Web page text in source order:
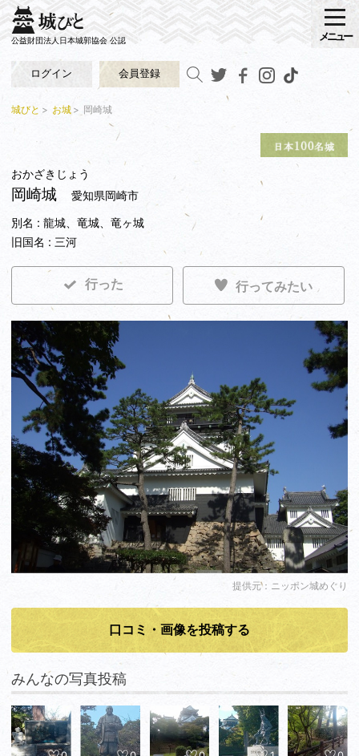
公益財団法人日本城郭協会 公認
ログイン 会員登録
メニュー
城びと お城 岡崎城
おかざきじょう
岡崎城
愛知県岡崎市
別名 : 龍城、竜城、竜ヶ城
旧国名 : 三河
行った 行ってみたい
提供元：ニッポン城めぐり
口コミ・画像を投稿する
みんなの写真投稿